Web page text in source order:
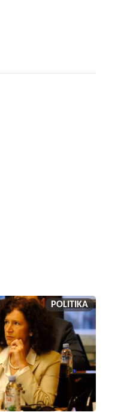
POLITIKA